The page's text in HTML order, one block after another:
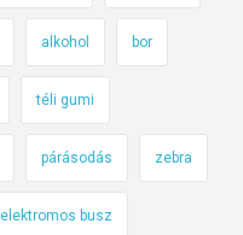
alkohol bor
téli gumi
párásodás zebra
elektromos busz